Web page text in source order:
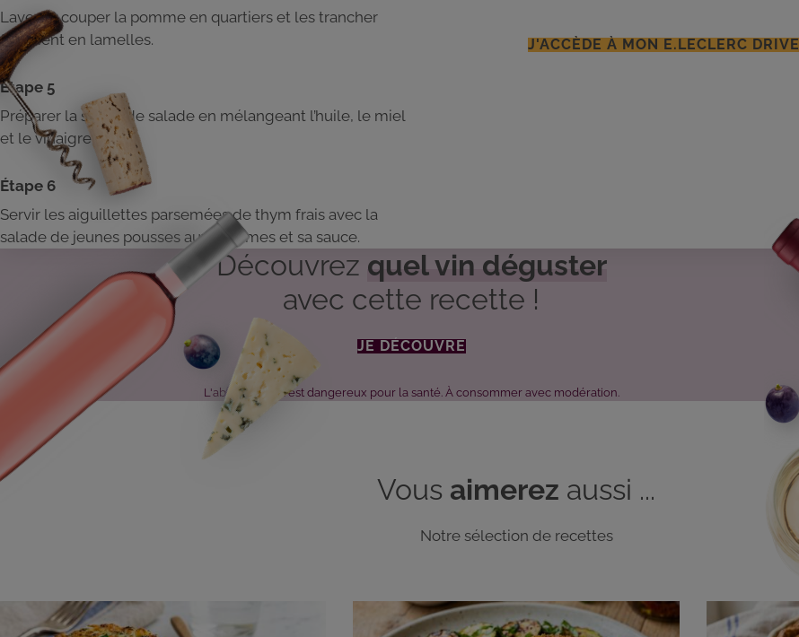
Laver et couper la pomme en quartiers et les trancher
finement en lamelles.
Étape 5
Préparer la sauce de salade en mélangeant l’huile, le miel
et le vinaigre.
Étape 6
Servir les aiguillettes parsemées de thym frais avec la
salade de jeunes pousses aux pommes et sa sauce.
J'ACCÈDE À MON E.LECLERC DRIVE
Découvrez quel vin déguster
avec cette recette !
JE DÉCOUVRE
L'abus d'alcool est dangereux pour la santé. À consommer avec modération.
Vous aimerez aussi ...
Notre sélection de recettes